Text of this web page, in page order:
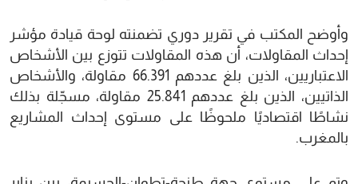
وأوضح المكتب في تقرير دوري تضمنته لوحة قيادة مؤشر
إحداث المقاولات، أن هذه المقاولات تتوزع بين الأشخاص
الاعتباريين، الذين بلغ عددهم 66.391 مقاولة، والأشخاص
الذاتيين، الذين بلغ عددهم 25.841 مقاولة، مسجّلة بذلك
نشاطًا اقتصاديًا ملحوظًا على مستوى إحداث المشاريع
بالمغرب.